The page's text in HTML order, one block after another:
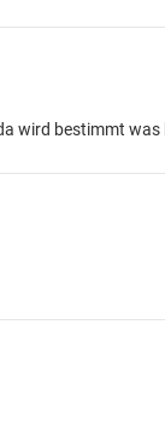
wird bestimmt